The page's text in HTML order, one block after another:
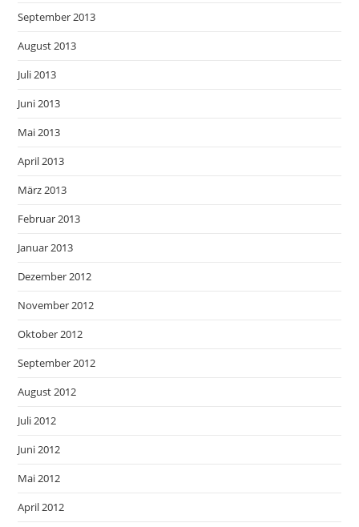
September 2013
August 2013
Juli 2013
Juni 2013
Mai 2013
April 2013
März 2013
Februar 2013
Januar 2013
Dezember 2012
November 2012
Oktober 2012
September 2012
August 2012
Juli 2012
Juni 2012
Mai 2012
April 2012